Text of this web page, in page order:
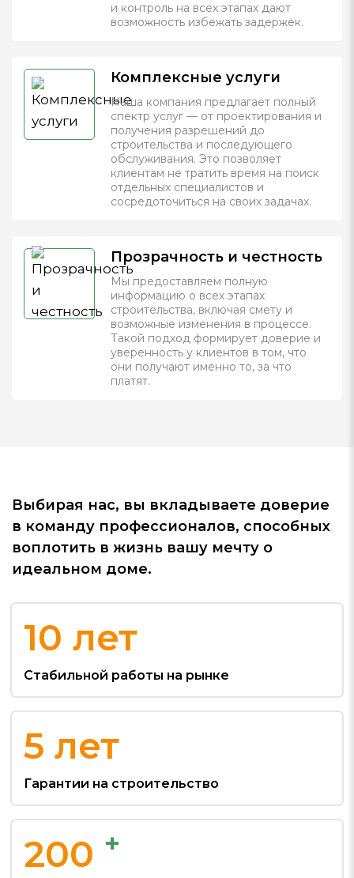
и контроль на всех этапах дают
возможность избежать задержек.
Комплексные услуги
Наша компания предлагает полный
спектр услуг — от проектирования и
получения разрешений до
строительства и последующего
обслуживания. Это позволяет
клиентам не тратить время на поиск
отдельных специалистов и
сосредоточиться на своих задачах.
Прозрачность и честность
Мы предоставляем полную
информацию о всех этапах
строительства, включая смету и
возможные изменения в процессе.
Такой подход формирует доверие и
уверенность у клиентов в том, что
они получают именно то, за что
платят.
Выбирая нас, вы вкладываете доверие
в команду профессионалов, способных
воплотить в жизнь вашу мечту о
идеальном доме.
10 лет
Стабильной работы на рынке
5 лет
Гарантии на строительство
200 +